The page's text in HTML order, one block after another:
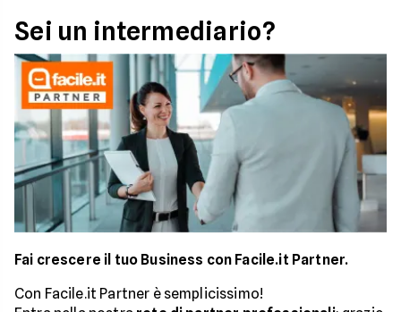
Sei un intermediario?
Fai crescere il tuo Business con Facile.it Partner.
Con Facile.it Partner è semplicissimo!